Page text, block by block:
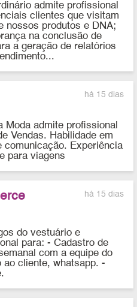
admite profissional
clientes que visitam
nossos produtos e DNA;
na conclusão de
a geração de relatórios
há 15 dias
Moda admite profissional
Vendas. Habilidade em
comunicação. Experiência
para viagens
há 15 dias
do vestuário e
para: - Cadastro de
com a equipe do
cliente, whatsapp. -